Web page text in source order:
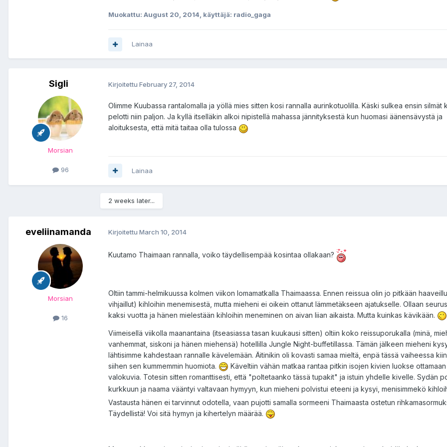
Muokattu: August 20, 2014 , käyttäjä: radio_gaga
Lainaa
Sigli
Morsian
96
Kirjoitettu February 27, 2014
Olimme Kuubassa rantalomalla ja yöllä mies sitten kosi rannalla aurinkotuolilla. Käski sulkea ensin silmät
pelotti niin paljon. Ja kyllä itselläkin alkoi nipistellä mahassa jännityksestä kun huomasi äänensävystä ja
aloituksesta, että mitä taitaa olla tulossa
Lainaa
2 weeks later...
eveliinamanda
Morsian
16
Kirjoitettu March 10, 2014
Kuutamo Thaimaan rannalla, voiko täydellisempää kosintaa ollakaan?
Oltiin tammi-helmikuussa kolmen viikon lomamatkalla Thaimaassa. Ennen reissua olin jo pitkään
vihjaillut) kihloihin menemisestä, mutta mieheni ei oikein ottanut lämmetäkseen ajatukselle. Ollaan
kaksi vuotta ja hänen mielestään kihloihin meneminen on aivan liian aikaista. Mutta kuinkas kävikään.
Viimeisellä viikolla maanantaina (itseasiassa tasan kuukausi sitten) oltiin koko reissuporukalla (minä,
vanhemmat, siskoni ja hänen miehensä) hotellilla Jungle Night-buffetillassa. Tämän jälkeen mieheni
lähtisimme kahdestaan rannalle kävelemään. Äitinikin oli kovasti samaa mieltä, enpä tässä vaiheessa
siihen sen kummemmin huomiota.
Käveltiin vähän matkaa rantaa pitkin isojen kivien luokse ottamaan
valokuvia. Totesin sitten romanttisesti, että "poltetaanko tässä tupakit" ja istuin yhdelle kivelle. Sydän
kurkkuun ja naama vääntyi valtavaan hymyyn, kun mieheni polvistui eteeni ja kysyi, menisimmekö
Vastausta hänen ei tarvinnut odotella, vaan pujotti samalla sormeeni Thaimaasta ostetun
Täydellistä! Voi sitä hymyn ja kihertelyn määrää.